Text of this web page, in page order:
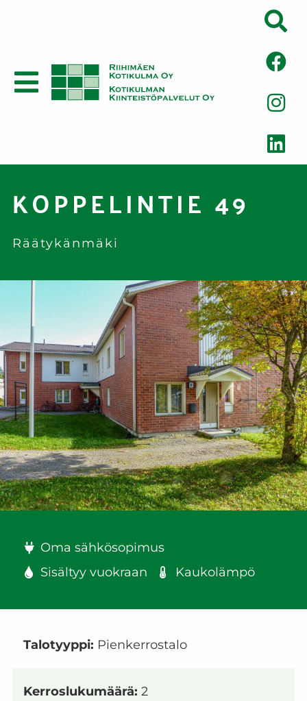
KOPPELINTIE 49
Räätykänmäki
Oma sähkösopimus
Sisältyy vuokraan
Kaukolämpö
Talotyyppi: Pienkerrostalo
Kerroslukumäärä: 2